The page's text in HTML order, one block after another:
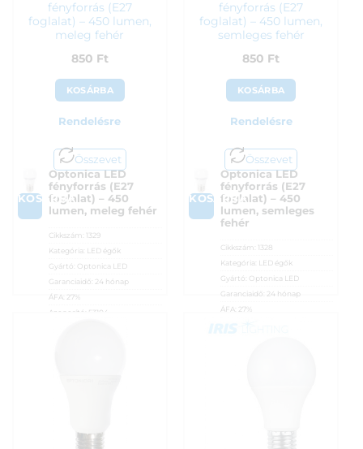
fényforrás (E27
foglalat) – 450 lumen,
meleg fehér
850 Ft
KOSÁRBA
Rendelésre
Összevet
KOSÁRBA
Optonica LED
fényforrás (E27
foglalat) – 450
lumen, meleg fehér
Cikkszám: 1329
Kategória: LED égők
Gyártó: Optonica LED
Garanciaidő:
24 hónap
ÁFA:
27%
Azonosító: 53104
fényforrás (E27
foglalat) – 450 lumen,
semleges fehér
850 Ft
KOSÁRBA
Rendelésre
Összevet
KOSÁRBA
Optonica LED
fényforrás (E27
foglalat) – 450
lumen, semleges
fehér
Cikkszám: 1328
Kategória: LED égők
Gyártó: Optonica LED
Garanciaidő: 24 hónap
ÁFA:
27%